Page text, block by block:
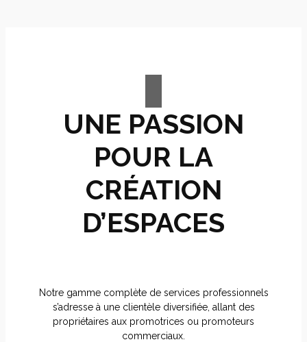
UNE PASSION
POUR LA
CRÉATION
D’ESPACES
Notre gamme complète de services professionnels
s’adresse à une clientèle diversifiée, allant des
propriétaires aux promotrices ou promoteurs
commerciaux.